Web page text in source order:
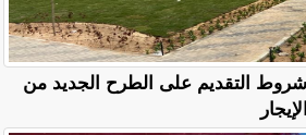
شروط التقديم على الطرح الجديد من